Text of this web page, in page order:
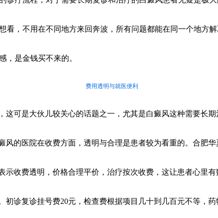
看，不用在不同地方来回奔波，所有问题都能在同一个地方
，是金钱买不来的。
费用透明与就医便利
这可是大伙儿较关心的话题之一，尤其是白癜风这种需要长期
风的医院在收费方面，透明与合理是患者较为看重的。合肥华
示收费透明，价格合理平价，治疗按次收费，这让患者心里有
初诊复诊挂号费20元，检查费根据项目几十到几百元不等，药